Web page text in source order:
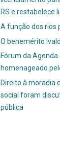
RS e restabelece
A função dos rios
O benemérito
Fórum da Agenda
homenageado
Direito à moradia
social foram
pública